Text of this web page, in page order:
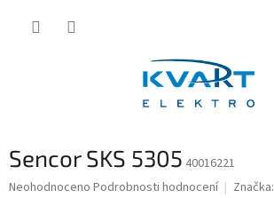
Sencor SKS 5305 40016221
Průměrné
Neohodnoceno Podrobnosti hodnocení Značka: